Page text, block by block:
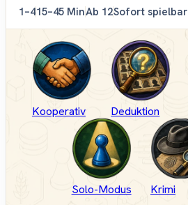
1–415–45 MinAb 12Sofort spielbar
Kooperativ Deduktion
Solo-Modus Krimi